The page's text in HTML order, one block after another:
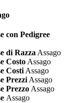
con Pedigree
di RazzaAssago
CostoAssago
CostiAssago
PrezziAssago
PrezzoAssago
Assago